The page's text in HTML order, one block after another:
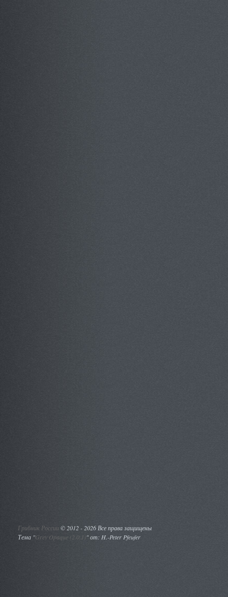
Грибник России ©2012 - 2026 Все права защищены
Тема "Grey Opaque (2.0.1)" от: H.-Peter Pfeufer